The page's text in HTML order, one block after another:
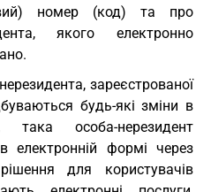
номер (код) та про
якого електронно
зареєстрованої
будь-які зміни в
така особа-нерезидент
електронній формі через
для користувачів